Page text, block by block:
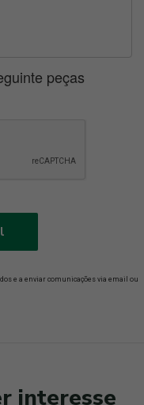
peças
e a enviar comunicações via email ou
interesse